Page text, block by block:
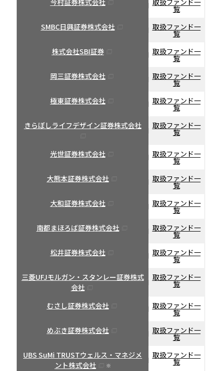
今村証券株式会社 取扱ファンド一
覧
SMBC日興証券株式会社
取扱ファンド一
覧
株式会社SBI証券
取扱ファンド一
覧
岡三証券株式会社
取扱ファンド一
覧
極東証券株式会社
取扱ファンド一
覧
きらぼしライフデザイン証券株式会社
取扱ファンド一
覧
光世証券株式会社 取扱ファンド一
覧
大熊本証券株式会社
取扱ファンド一
覧
大和証券株式会社
取扱ファンド一
覧
南都まほろば証券株式会社
取扱ファンド一
覧
松井証券株式会社
取扱ファンド一
覧
三菱UFJモルガン・スタンレー証券株式
会社
取扱ファンド一
覧
むさし証券株式会社 取扱ファンド一
覧
めぶき証券株式会社
取扱ファンド一
覧
UBS SuMi TRUSTウェルス・マネジメ
ント株式会社
※
取扱ファンド一
覧